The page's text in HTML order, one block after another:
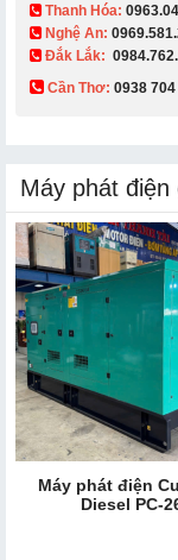
Thanh Hóa:
Nghệ An:
Đắk Lắk:
Cần Thơ: 0938
Máy phát
Máy phát điện
Diesel PC-